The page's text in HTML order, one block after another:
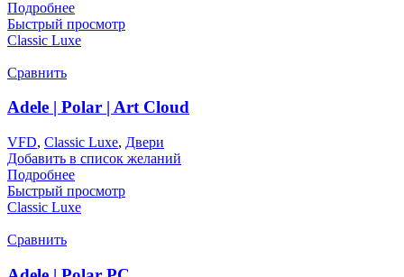
Подробнее
Быстрый просмотр
Classic Luxe
Сравнить
Adele | Polar | Art Cloud
VFD, Classic Luxe, Двери
Добавить в список желаний
Подробнее
Быстрый просмотр
Classic Luxe
Сравнить